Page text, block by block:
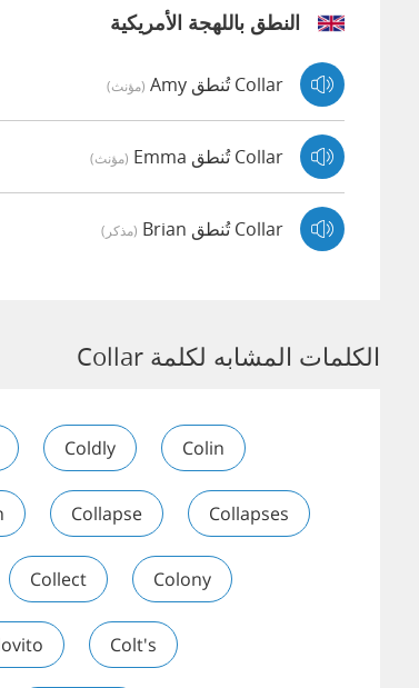
النطق باللهجة الأمريكية
Collar تُنطق Amy (مؤنث)
Collar تُنطق Emma (مؤنث)
Collar تُنطق Brian (مذكر)
الكلمات المشابه لكلمة Collar
Coldly Colin
Collapse Collapses
Collect Colony
Colt's